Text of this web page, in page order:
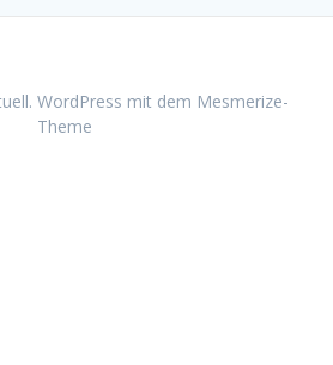
WordPress mit dem Mesmerize-
Theme